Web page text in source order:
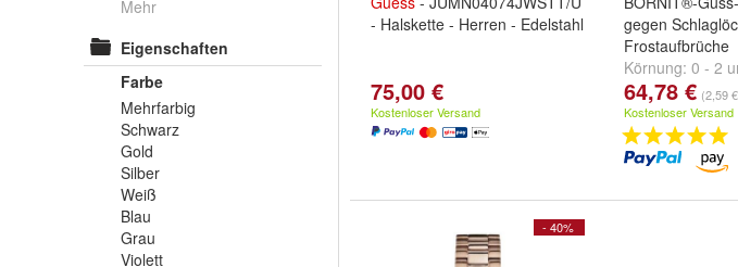
Mehr
Eigenschaften
Farbe
Mehrfarbig
Schwarz
Gold
Silber
Weiß
Blau
Grau
Violett
- Halskette - Herren - Edelstahl
75,00 €
Kostenloser Versand
gegen
Frostaufbrüche
Körnung: 0 - 2
64,78 € (2,59
Kostenloser Versand
- 40%